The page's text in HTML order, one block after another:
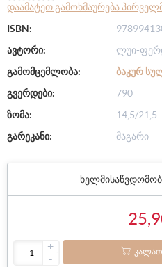
დაამატეთ გამოხმაურება
ISBN:
ავტორი:
ლუი-
გამომცემლობა:
ᲑᲐᲙᲣᲠ
გვერდები:
790
ზომა:
14,5/21,5
გარეკანი:
მაგარი
+
-